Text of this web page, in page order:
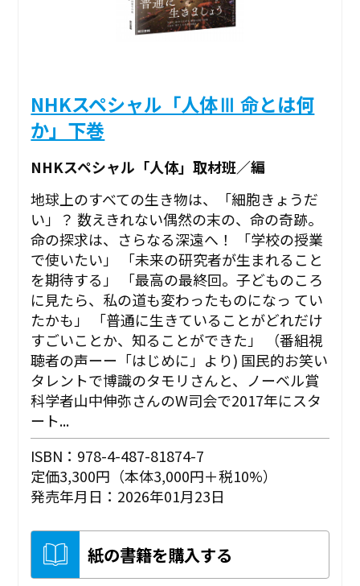
NHKスペシャル「人体Ⅲ 命とは何
か」下巻
NHKスペシャル「人体」取材班／編
地球上のすべての生き物は、「細胞きょうだ
い」？ 数えきれない偶然の末の、命の奇跡。
命の探求は、さらなる深遠へ！ 「学校の授業
で使いたい」 「未来の研究者が生まれること
を期待する」 「最高の最終回。子どものころ
に見たら、私の道も変わったものになっ てい
たかも」 「普通に生きていることがどれだけ
すごいことか、知ることができた」 （番組視
聴者の声ーー「はじめに」より) 国民的お笑い
タレントで博識のタモリさんと、ノーベル賞
科学者山中伸弥さんのW司会で2017年にスタ
ート...
ISBN：978-4-487-81874-7
定価3,300円（本体3,000円＋税10%）
発売年月日：2026年01月23日
紙の書籍を購入する